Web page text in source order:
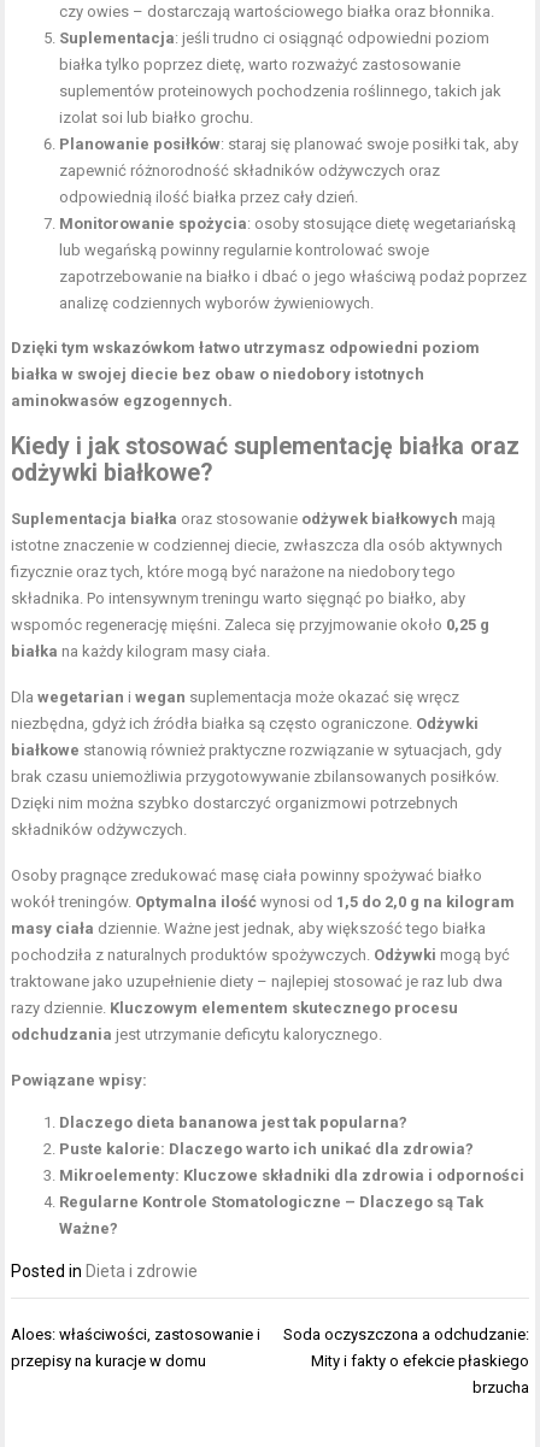
czy owies – dostarczają wartościowego białka oraz błonnika.
Suplementacja: jeśli trudno ci osiągnąć odpowiedni poziom
białka tylko poprzez dietę, warto rozważyć zastosowanie
suplementów proteinowych pochodzenia roślinnego, takich jak
izolat soi lub białko grochu.
Planowanie posiłków: staraj się planować swoje posiłki tak, aby
zapewnić różnorodność składników odżywczych oraz
odpowiednią ilość białka przez cały dzień.
Monitorowanie spożycia: osoby stosujące dietę wegetariańską
lub wegańską powinny regularnie kontrolować swoje
zapotrzebowanie na białko i dbać o jego właściwą podaż poprzez
analizę codziennych wyborów żywieniowych.
Dzięki tym wskazówkom łatwo utrzymasz odpowiedni poziom
białka w swojej diecie bez obaw o niedobory istotnych
aminokwasów egzogennych.
Kiedy i jak stosować suplementację białka oraz
odżywki białkowe?
Suplementacja białka oraz stosowanie odżywek białkowych mają
istotne znaczenie w codziennej diecie, zwłaszcza dla osób aktywnych
fizycznie oraz tych, które mogą być narażone na niedobory tego
składnika. Po intensywnym treningu warto sięgnąć po białko, aby
wspomóc regenerację mięśni. Zaleca się przyjmowanie około 0,25 g
białka na każdy kilogram masy ciała.
Dlawegetarian iwegan suplementacja może okazać się wręcz
niezbędna, gdyż ich źródła białka są często ograniczone. Odżywki
białkowe stanowią również praktyczne rozwiązanie w sytuacjach, gdy
brak czasu uniemożliwia przygotowywanie zbilansowanych posiłków.
Dzięki nim można szybko dostarczyć organizmowi potrzebnych
składników odżywczych.
Osoby pragnące zredukować masę ciała powinny spożywać białko
wokół treningów. Optymalna ilość wynosi od 1,5 do 2,0 g na kilogram
masy ciała dziennie. Ważne jest jednak, aby większość tego białka
pochodziła z naturalnych produktów spożywczych. Odżywki mogą być
traktowane jako uzupełnienie diety – najlepiej stosować je raz lub dwa
razy dziennie. Kluczowym elementem skutecznego procesu
odchudzania jest utrzymanie deficytu kalorycznego.
Powiązane wpisy:
Dlaczego dieta bananowa jest tak popularna?
Puste kalorie: Dlaczego warto ich unikać dla zdrowia?
Mikroelementy: Kluczowe składniki dla zdrowia i odporności
Regularne Kontrole Stomatologiczne – Dlaczego są Tak
Ważne?
Posted in Dieta i zdrowie
Nawigacja
wpisu
Aloes: właściwości, zastosowanie i
przepisy na kuracje w domu
Soda oczyszczona a odchudzanie:
Mity i fakty o efekcie płaskiego
brzucha